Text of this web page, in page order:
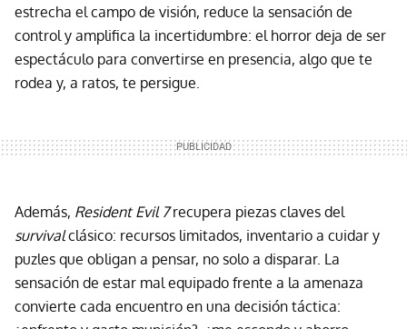
estrecha el campo de visión, reduce la sensación de
control y amplifica la incertidumbre: el horror deja de ser
espectáculo para convertirse en presencia, algo que te
rodea y, a ratos, te persigue.
Además, Resident Evil 7recupera piezas claves del
survivalclásico: recursos limitados, inventario a cuidar y
puzles que obligan a pensar, no solo a disparar. La
sensación de estar mal equipado frente a la amenaza
convierte cada encuentro en una decisión táctica: